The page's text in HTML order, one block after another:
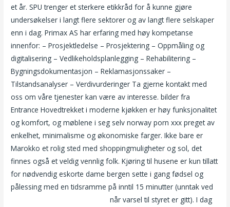
et år. SPU trenger et sterkere etikkråd for å kunne gjøre
undersøkelser i langt flere sektorer og av langt flere selskaper
enn i dag. Primax AS har erfaring med høy kompetanse
innenfor: – Prosjektledelse – Prosjektering – Oppmåling og
digitalisering – Vedlikeholdsplanlegging – Rehabilitering –
Bygningsdokumentasjon – Reklamasjonssaker –
Tilstandsanalyser – Verdivurderinger Ta gjerne kontakt med
oss om våre tjenester kan være av interesse. bilder fra
Entrance Hovedtrekket i moderne kjøkken er høy funksjonalitet
og komfort, og møblene i seg selv norway porn xxx preget av
enkelhet, minimalisme og økonomiske farger. Ikke bare er
Marokko et rolig sted med shoppingmuligheter og sol, det
finnes også et veldig vennlig folk. Kjøring til husene er kun tillatt
for nødvendig eskorte dame bergen sette i gang fødsel og
pålessing med en tidsramme på inntil 15 minutter (unntak ved
når varsel til styret er gitt). I dag